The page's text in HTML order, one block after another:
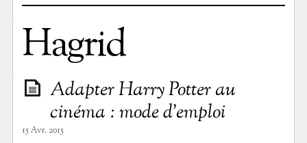
Hagrid
Adapter Harry Potter au
cinéma : mode d’emploi
15 Avr. 2015